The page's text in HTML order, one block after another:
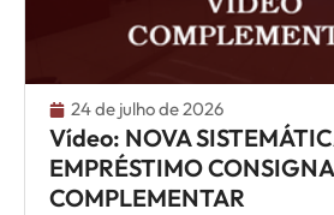
24 de julho de 2026
Vídeo: NOVA
EMPRÉSTIMO
COMPLEMENTAR